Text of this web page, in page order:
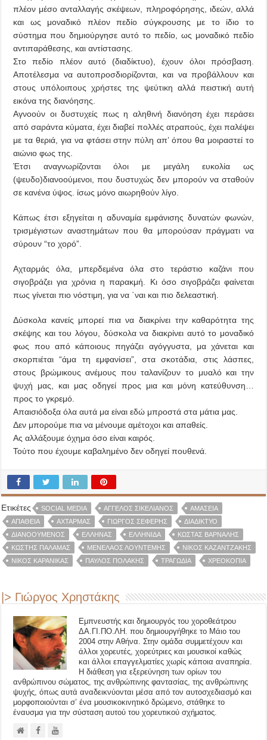
πλέον μέσο ανταλλαγής σκέψεων, πληροφόρησης, ιδεών, αλλά
και ως μοναδικό πλέον πεδίο σύγκρουσης με το ίδιο το
σύστημα που δημιούργησε αυτό το πεδίο, ως μοναδικό πεδίο
αντιπαράθεσης, και αντίστασης.
Στο πεδίο πλέον αυτό (διαδίκτυο), έχουν όλοι πρόσβαση.
Αποτέλεσμα να αυτοπροσδιορίζονται, και να προβάλλουν και
στους υπόλοιπους χρήστες της ψεύτικη αλλά πειστική αυτή
εικόνα της διανόησης.
Αγνοούν οι δυστυχείς πως η αληθινή διανόηση έχει περάσει
από σαράντα κύματα, έχει διαβεί πολλές ατραπούς, έχει παλέψει
με τα θεριά, για να φτάσει στην πύλη απ’ όπου θα μοιραστεί το
αιώνιο φως της.
Έτσι αναγνωρίζονται όλοι με μεγάλη ευκολία ως
(ψευδο)διανοούμενοι, που δυστυχώς δεν μπορούν να σταθούν
σε κανένα ύψος. ίσως μόνο αιωρηθούν λίγο.
Κάπως έτσι εξηγείται η αδυναμία εμφάνισης δυνατών φωνών,
τρισμέγιστων αναστημάτων που θα μπορούσαν πράγματι να
σύρουν “το χορό”.
Αχταρμάς όλα, μπερδεμένα όλα στο τεράστιο καζάνι που
σιγοβράζει για χρόνια η παρακμή. Κι όσο σιγοβράζει φαίνεται
πως γίνεται πιο νόστιμη, για να ΄ναι και πιο δελεαστική.
Δύσκολα κανείς μπορεί πια να διακρίνει την καθαρότητα της
σκέψης και του λόγου, δύσκολα να διακρίνει αυτό το μοναδικό
φως που από κάποιους πηγάζει αγόγγυστα, μα χάνεται και
σκορπιέται “άμα τη εμφανίσει”, στα σκοτάδια, στις λάσπες,
στους βρώμικους ανέμους που ταλανίζουν το μυαλό και την
ψυχή μας, και μας οδηγεί προς μια και μόνη κατεύθυνση…
προς το γκρεμό.
Απαισιόδοξα όλα αυτά μα είναι εδώ μπροστά στα μάτια μας.
Δεν μπορούμε πια να μένουμε αμέτοχοι και απαθείς.
Ας αλλάξουμε όχημα όσο είναι καιρός.
Τούτο που έχουμε καβαλημένο δεν οδηγεί πουθενά.
Ετικέτες SOCIAL MEDIA ΆΓΓΕΛΟΣ ΣΙΚΕΛΙΑΝΌΣ
ΑΜΆΣΕΙΑ
ΑΠΆΘΕΙΑ
ΑΧΤΑΡΜΆΣ ΓΙΏΡΓΟΣ ΣΕΦΈΡΗΣ
ΔΙΑΔΊΚΤΥΟ
ΔΙΑΝΟΟΥΜΕΝΟΣ
ΈΛΛΗΝΑΣ ΕΛΛΗΝΊΔΑ
ΚΩΣΤΑΣ ΒΑΡΝΑΛΗΣ
ΚΩΣΤΉΣ ΠΑΛΑΜΆΣ
ΜΕΝΈΛΑΟΣ ΛΟΥΝΤΈΜΗΣ
ΝΊΚΟΣ ΚΑΖΑΝΤΖΆΚΗΣ
ΝΊΚΟΣ ΚΑΡΑΝΊΚΑΣ
ΠΑΎΛΟΣ ΠΟΛΆΚΗΣ ΤΡΑΓΩΔΊΑ ΧΡΕΟΚΟΠΊΑ
|> Γιώργος Χρηστάκης
Εμπνευστής και δημιουργός του χοροθεάτρου
ΔΑ.ΓΙ.ΠΟ.ΛΗ. που δημιουργήθηκε το Μάιο του
2004 στην Αθήνα. Στην ομάδα συμμετέχουν και
άλλοι χορευτές, χορεύτριες και μουσικοί καθώς
και άλλοι επαγγελματίες χωρίς κάποια αναπηρία.
Η διάθεση για εξερεύνηση των ορίων του
ανθρώπινου σώματος, της ανθρώπινης φαντασίας, της ανθρώπινης
ψυχής, όπως αυτά αναδεικνύονται μέσα από τον αυτοσχεδιασμό και
μορφοποιούνται σ’ ένα μουσικοκινητικό δρώμενο, στάθηκε το
έναυσμα για την σύσταση αυτού του χορευτικού σχήματος.